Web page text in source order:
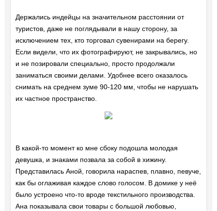
Держались индейцы на значительном расстоянии от
туристов, даже не поглядывали в нашу сторону, за
исключением тех, кто торговал сувенирами на берегу.
Если видели, что их фотографируют, не закрывались, но
и не позировали специально, просто продолжали
заниматься своими делами. Удобнее всего оказалось
снимать на среднем зуме 90-120 мм, чтобы не нарушать
их частное пространство.
В какой-то момент ко мне сбоку подошла молодая
девушка, и знаками позвала за собой в хижину.
Представилась Аной, говорила нараспев, плавно, певуче,
как бы оглаживая каждое слово голосом. В домике у неё
было устроено что-то вроде текстильного производства.
Ана показывала свои товары с большой любовью,